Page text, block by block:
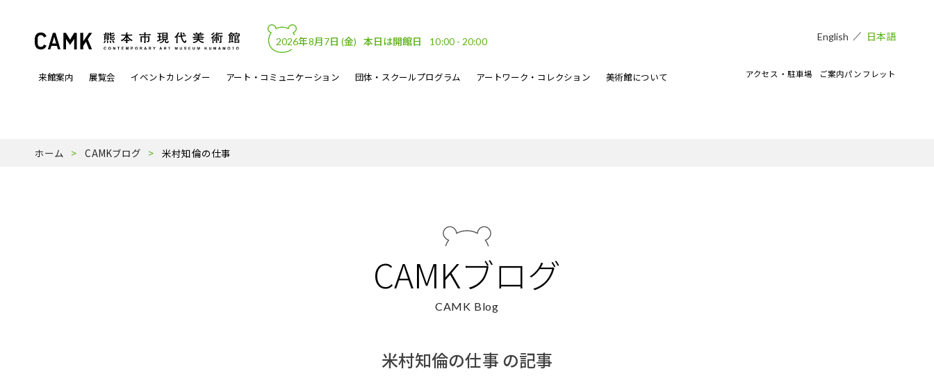
2026年8月7日 (金) 本日は開館日 10:00 - 20:00
来館案内 展覧会 イベントカレンダー アート・コミュニケーション 団体・スクールプログラム アートワーク・コレクション 美術館について
English 日本語
アクセス・駐車場 ご案内パンフレット
ホーム CAMKブログ 米村知倫の仕事
CAMKブログ
CAMK Blog
米村知倫の仕事 の記事